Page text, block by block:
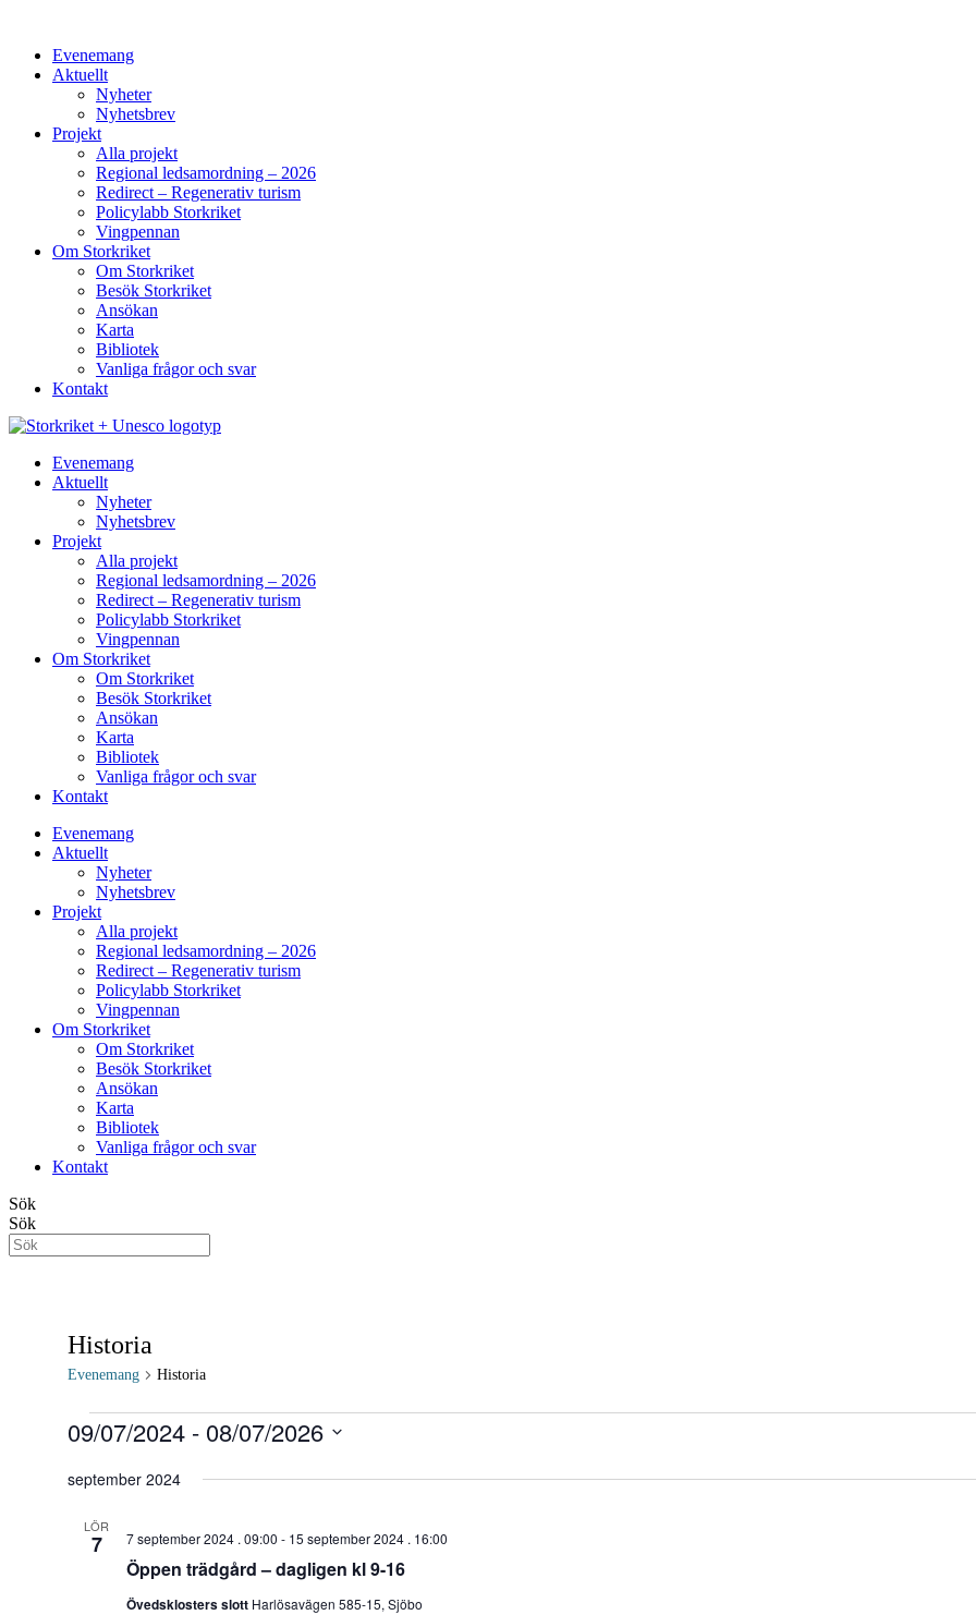
innehållEvenemang
Aktuellt
Nyheter
Nyhetsbrev
Projekt
Alla projekt
Regional ledsamordning – 2026
Redirect – Regenerativ turism
Policylabb Storkriket
Vingpennan
Om Storkriket
Om Storkriket
Besök Storkriket
Ansökan
Karta
Bibliotek
Vanliga frågor och svar
Kontakt
Evenemang
Aktuellt
Nyheter
Nyhetsbrev
Projekt
Alla projekt
Regional ledsamordning – 2026
Redirect – Regenerativ turism
Policylabb Storkriket
Vingpennan
Om Storkriket
Om Storkriket
Besök Storkriket
Ansökan
Karta
Bibliotek
Vanliga frågor och svar
Kontakt
Evenemang
Aktuellt
Nyheter
Nyhetsbrev
Projekt
Alla projekt
Regional ledsamordning – 2026
Redirect – Regenerativ turism
Policylabb Storkriket
Vingpennan
Om Storkriket
Om Storkriket
Besök Storkriket
Ansökan
Karta
Bibliotek
Vanliga frågor och svar
Kontakt
Sök
Sök
Historia
Evenemang Historia
Evenemang
09/07/2024 - 08/07/2026
datum.
september 2024
LÖR
7
Öppen trädgård – dagligen kl 9-16
7 september 2024 . 09:00 - 15 september 2024 . 16:00
Övedsklosters slott Harlösavägen 585-15, Sjöbo